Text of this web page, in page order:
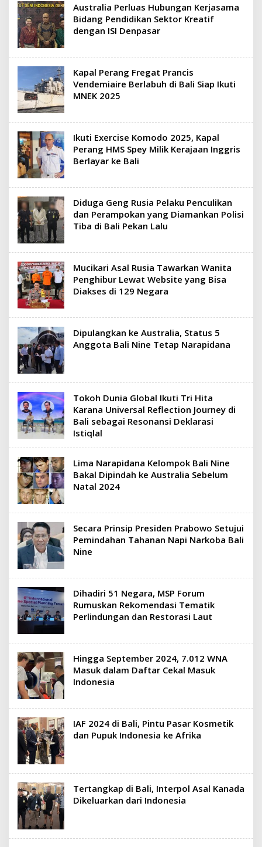
Australia Perluas Hubungan Kerjasama
Bidang Pendidikan Sektor Kreatif
dengan ISI Denpasar
Kapal Perang Fregat Prancis
Vendemiaire Berlabuh di Bali Siap Ikuti
MNEK 2025
Ikuti Exercise Komodo 2025, Kapal
Perang HMS Spey Milik Kerajaan Inggris
Berlayar ke Bali
Diduga Geng Rusia Pelaku Penculikan
dan Perampokan yang Diamankan Polisi
Tiba di Bali Pekan Lalu
Mucikari Asal Rusia Tawarkan Wanita
Penghibur Lewat Website yang Bisa
Diakses di 129 Negara
Dipulangkan ke Australia, Status 5
Anggota Bali Nine Tetap Narapidana
Tokoh Dunia Global Ikuti Tri Hita
Karana Universal Reflection Journey di
Bali sebagai Resonansi Deklarasi
Istiqlal
Lima Narapidana Kelompok Bali Nine
Bakal Dipindah ke Australia Sebelum
Natal 2024
Secara Prinsip Presiden Prabowo Setujui
Pemindahan Tahanan Napi Narkoba Bali
Nine
Dihadiri 51 Negara, MSP Forum
Rumuskan Rekomendasi Tematik
Perlindungan dan Restorasi Laut
Hingga September 2024, 7.012 WNA
Masuk dalam Daftar Cekal Masuk
Indonesia
IAF 2024 di Bali, Pintu Pasar Kosmetik
dan Pupuk Indonesia ke Afrika
Tertangkap di Bali, Interpol Asal Kanada
Dikeluarkan dari Indonesia